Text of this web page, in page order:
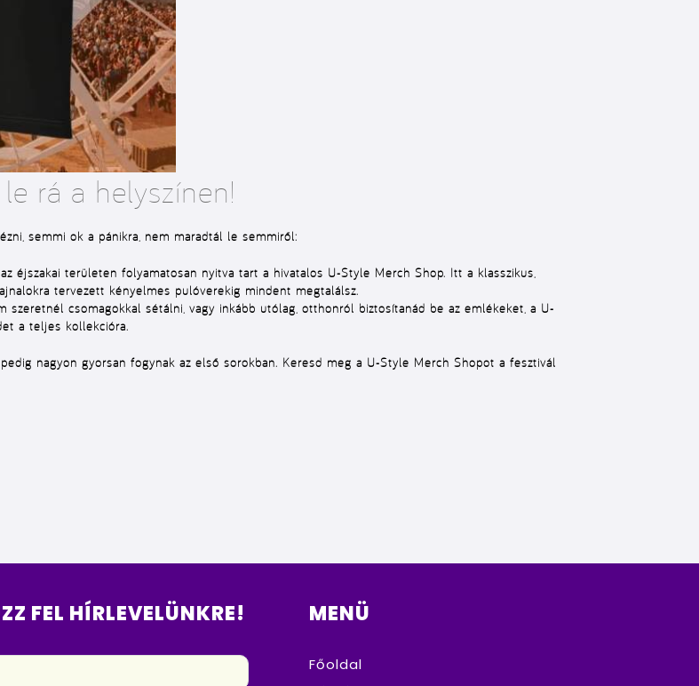
rá a helyszínen!
semmi ok a pánikra, nem maradtál le semmiről:
éjszakai területen folyamatosan nyitva tart a hivatalos U-Style Merch Shop. Itt a klasszikus,
tervezett kényelmes pulóverekig mindent megtalálsz.
szeretnél csomagokkal sétálni, vagy inkább utólag, otthonról biztosítanád be az emlékeket, a U-
a teljes kollekcióra.
nagyon gyorsan fogynak az első sorokban. Keresd meg a U-Style Merch Shopot a fesztivál
FEL HÍRLEVELÜNKRE! MENÜ
Főoldal